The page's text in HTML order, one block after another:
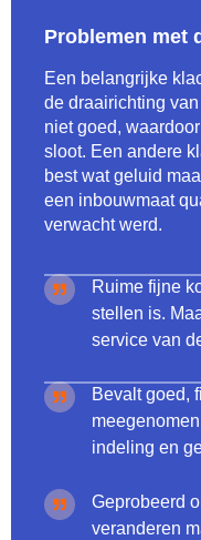
Problemen met
Een belangrijke
de draairichting
niet goed,
sloot. Een andere
best wat geluid
een inbouwmaat
verwacht werd.
Ruime fijne
stellen is.
service van
Bevalt goed,
indeling en
Geprobeerd
veranderen